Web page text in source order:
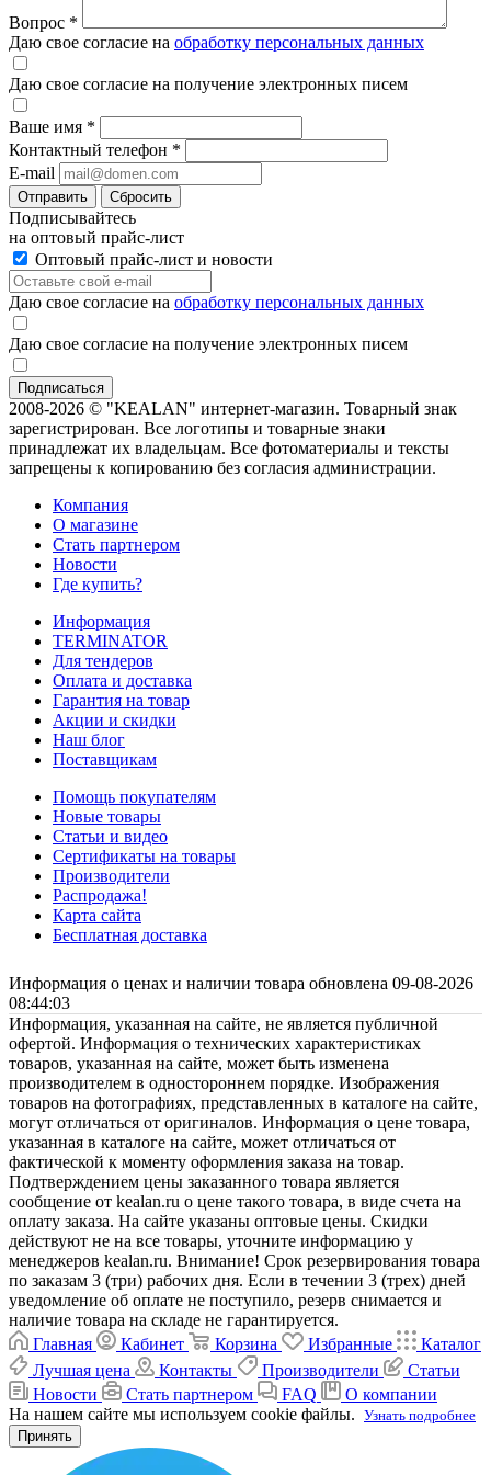
Вопрос *
Даю свое согласие на обработку персональных данных
Даю свое согласие на получение электронных писем
Ваше имя *
Контактный телефон *
E-mail
Отправить Сбросить
Подписывайтесь
на оптовый прайс-лист
Оптовый прайс-лист и новости
Даю свое согласие на обработку персональных данных
Даю свое согласие на получение электронных писем
2008-2026 © "KEALAN" интернет-магазин. Товарный знак
зарегистрирован. Все логотипы и товарные знаки
принадлежат их владельцам. Все фотоматериалы и тексты
запрещены к копированию без согласия администрации.
Компания
О магазине
Стать партнером
Новости
Где купить?
Информация
TERMINATOR
Для тендеров
Оплата и доставка
Гарантия на товар
Акции и скидки
Наш блог
Поставщикам
Помощь покупателям
Новые товары
Статьи и видео
Сертификаты на товары
Производители
Распродажа!
Карта сайта
Бесплатная доставка
Информация о ценах и наличии товара обновлена 09-08-2026
08:44:03
Информация, указанная на сайте, не является публичной
офертой. Информация о технических характеристиках
товаров, указанная на сайте, может быть изменена
производителем в одностороннем порядке. Изображения
товаров на фотографиях, представленных в каталоге на сайте,
могут отличаться от оригиналов. Информация о цене товара,
указанная в каталоге на сайте, может отличаться от
фактической к моменту оформления заказа на товар.
Подтверждением цены заказанного товара является
сообщение от kealan.ru о цене такого товара, в виде счета на
оплату заказа. На сайте указаны оптовые цены. Скидки
действуют не на все товары, уточните информацию у
менеджеров kealan.ru. Внимание! Срок резервирования товара
по заказам 3 (три) рабочих дня. Если в течении 3 (трех) дней
уведомление об оплате не поступило, резерв снимается и
наличие товара на складе не гарантируется.
Главная
Кабинет Корзина Избранные
Каталог
Лучшая цена
Контакты Производители
Статьи
Новости
Стать партнером FAQ
О компании
На нашем сайте мы используем cookie файлы. Узнать подробнее
Принять